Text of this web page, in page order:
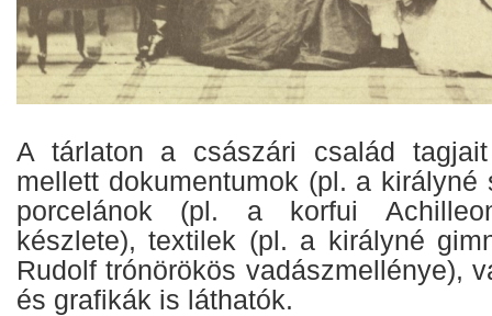
A tárlaton a császári család
mellett dokumentumok (pl. a királyné
porcelánok (pl. a korfui
készlete), textilek (pl. a királyné
Rudolf trónörökös vadászmellénye),
és grafikák is láthatók.